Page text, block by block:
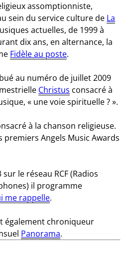
assomptionniste,
sein du service culture de La
actuelles, de 1999 à
dix ans, en alternance, la
Fidèle au poste.
au numéro de juillet 2009
Christus consacré à
« une voie spirituelle ? ».
à la chanson religieuse.
premiers Angels Music Awards
le réseau RCF (Radios
il programme
me rappelle.
également chroniqueur
Panorama.